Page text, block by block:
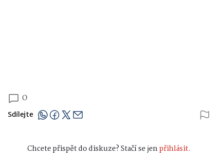
0
Sdílejte
Chcete přispět do diskuze? Stačí se jenpřihlásit.